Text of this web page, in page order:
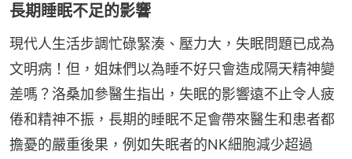
長期睡眠不足的影響
現代人生活步調忙碌緊湊、壓力大，失眠問題已成為
文明病！但，姐妹們以為睡不好只會造成隔天精神變
差嗎？洛桑加參醫生指出，失眠的影響遠不止令人疲
倦和精神不振，長期的睡眠不足會帶來醫生和患者都
擔憂的嚴重後果，例如失眠者的NK細胞減少超過